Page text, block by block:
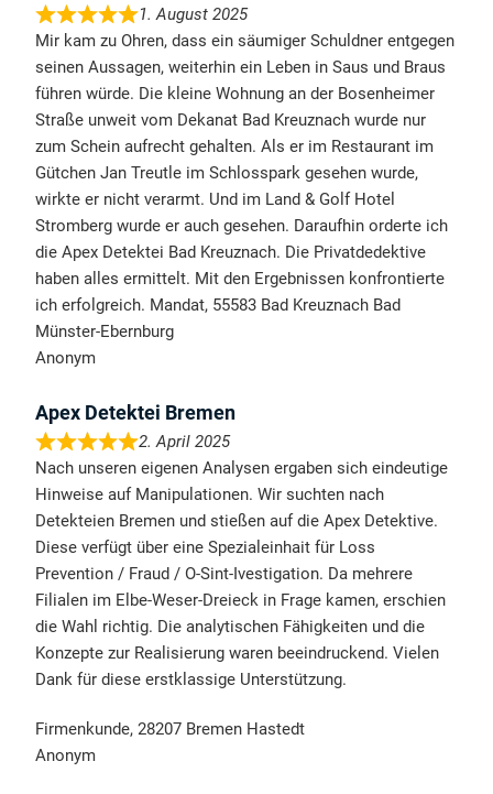
1. August 2025
Mir kam zu Ohren, dass ein säumiger Schuldner entgegen
seinen Aussagen, weiterhin ein Leben in Saus und Braus
führen würde. Die kleine Wohnung an der Bosenheimer
Straße unweit vom Dekanat Bad Kreuznach wurde nur
zum Schein aufrecht gehalten. Als er im Restaurant im
Gütchen Jan Treutle im Schlosspark gesehen wurde,
wirkte er nicht verarmt. Und im Land & Golf Hotel
Stromberg wurde er auch gesehen. Daraufhin orderte ich
die Apex Detektei Bad Kreuznach. Die Privatdedektive
haben alles ermittelt. Mit den Ergebnissen konfrontierte
ich erfolgreich. Mandat, 55583 Bad Kreuznach Bad
Münster-Ebernburg
Anonym
Apex Detektei Bremen
2. April 2025
Nach unseren eigenen Analysen ergaben sich eindeutige
Hinweise auf Manipulationen. Wir suchten nach
Detekteien Bremen und stießen auf die Apex Detektive.
Diese verfügt über eine Spezialeinhait für Loss
Prevention / Fraud / O-Sint-Ivestigation. Da mehrere
Filialen im Elbe-Weser-Dreieck in Frage kamen, erschien
die Wahl richtig. Die analytischen Fähigkeiten und die
Konzepte zur Realisierung waren beeindruckend. Vielen
Dank für diese erstklassige Unterstützung.
Firmenkunde, 28207 Bremen Hastedt
Anonym